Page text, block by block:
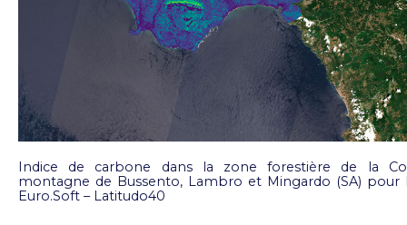
Indice de carbone dans la zone forestière de la
montagne de Bussento, Lambro et Mingardo (SA) pour
Euro.Soft – Latitudo40